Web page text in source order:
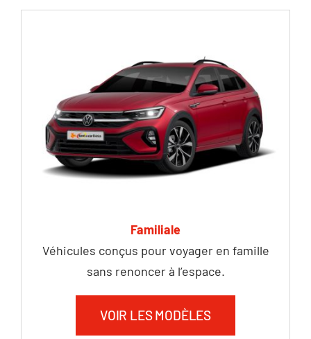
Familiale
Véhicules conçus pour voyager en famille
sans renoncer à l’espace.
VOIR LES MODÈLES